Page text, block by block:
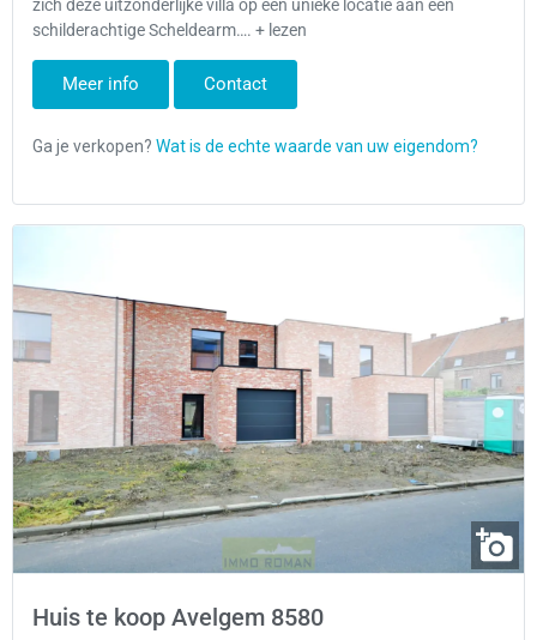
zich deze uitzonderlijke villa op een unieke locatie aan een
schilderachtige Scheldearm…. + lezen
Meer info Contact
Huis te koop Avelgem 8580